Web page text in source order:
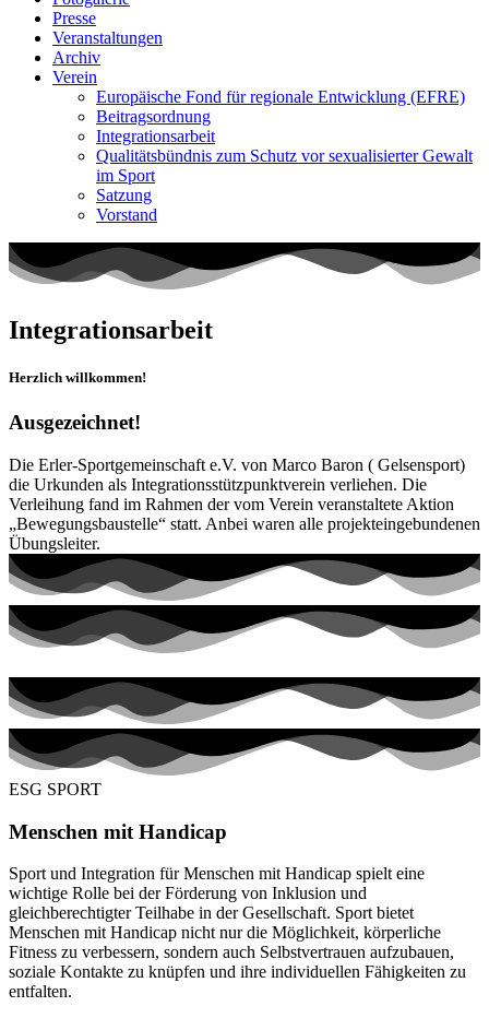
Presse
Veranstaltungen
Archiv
Verein
Europäische Fond für regionale Entwicklung (EFRE)
Beitragsordnung
Integrationsarbeit
Qualitätsbündnis zum Schutz vor sexualisierter Gewalt
im Sport
Satzung
Vorstand
Integrationsarbeit
Herzlich willkommen!
Ausgezeichnet!
Die Erler-Sportgemeinschaft e.V. von Marco Baron ( Gelsensport)
die Urkunden als Integrationsstützpunktverein verliehen. Die
Verleihung fand im Rahmen der vom Verein veranstaltete Aktion
„Bewegungsbaustelle“ statt. Anbei waren alle projekteingebundenen
Übungsleiter.
ESG SPORT
Menschen mit Handicap
Sport und Integration für Menschen mit Handicap spielt eine
wichtige Rolle bei der Förderung von Inklusion und
gleichberechtigter Teilhabe in der Gesellschaft. Sport bietet
Menschen mit Handicap nicht nur die Möglichkeit, körperliche
Fitness zu verbessern, sondern auch Selbstvertrauen aufzubauen,
soziale Kontakte zu knüpfen und ihre individuellen Fähigkeiten zu
entfalten.